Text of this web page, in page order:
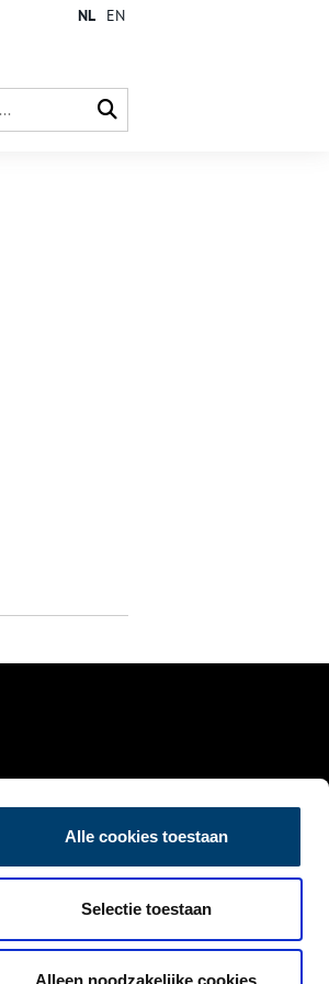
Alle cookies toestaan
Selectie toestaan
Alleen noodzakelijke cookies
NL EN